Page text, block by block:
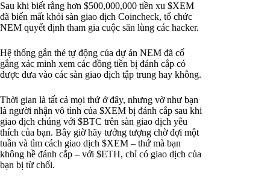
Sau khi biết rằng hơn $500,000,000 tiền xu $XEM
đã biến mất khỏi sàn giao dịch Coincheck, tổ chức
NEM quyết định tham gia cuộc săn lùng các hacker.
Hệ thống gắn thẻ tự động của dự án NEM đã cố
gắng xác minh xem các đồng tiền bị đánh cắp có
được đưa vào các sàn giao dịch tập trung hay không.
Thời gian là tất cả mọi thứ ở đây, nhưng vờ như bạn
là người nhận vô tình của $XEM bị đánh cắp sau khi
giao dịch chúng với $BTC trên sàn giao dịch yêu
thích của bạn. Bây giờ hãy tưởng tượng chờ đợi một
tuần và tìm cách giao dịch $XEM – thứ mà bạn
không hề đánh cắp – với $ETH, chỉ có giao dịch của
bạn bị từ chối.